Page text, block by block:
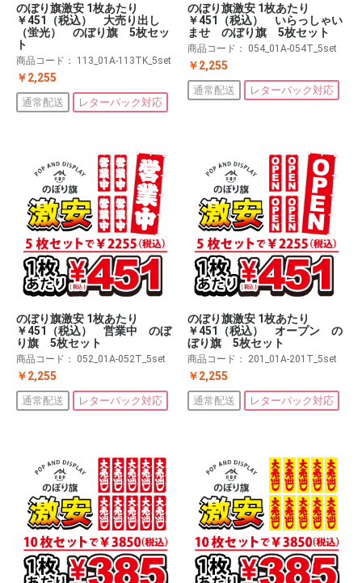
のぼり旗激安 1枚あたり
￥451（税込） 大売り出し
（蛍光） のぼり旗 5枚セッ
ト
商品コード： 113_01A-113TK_5set
￥2,255
通常配送 レターパック対応
のぼり旗激安 1枚あたり
￥451（税込） いらっしゃい
ませ のぼり旗 5枚セット
商品コード： 054_01A-054T_5set
￥2,255
通常配送 レターパック対応
のぼり旗激安 1枚あたり
￥451（税込） 営業中 のぼ
り旗 5枚セット
商品コード： 052_01A-052T_5set
￥2,255
通常配送 レターパック対応
のぼり旗激安 1枚あたり
￥451（税込） オープン の
ぼり旗 5枚セット
商品コード： 201_01A-201T_5set
￥2,255
通常配送 レターパック対応